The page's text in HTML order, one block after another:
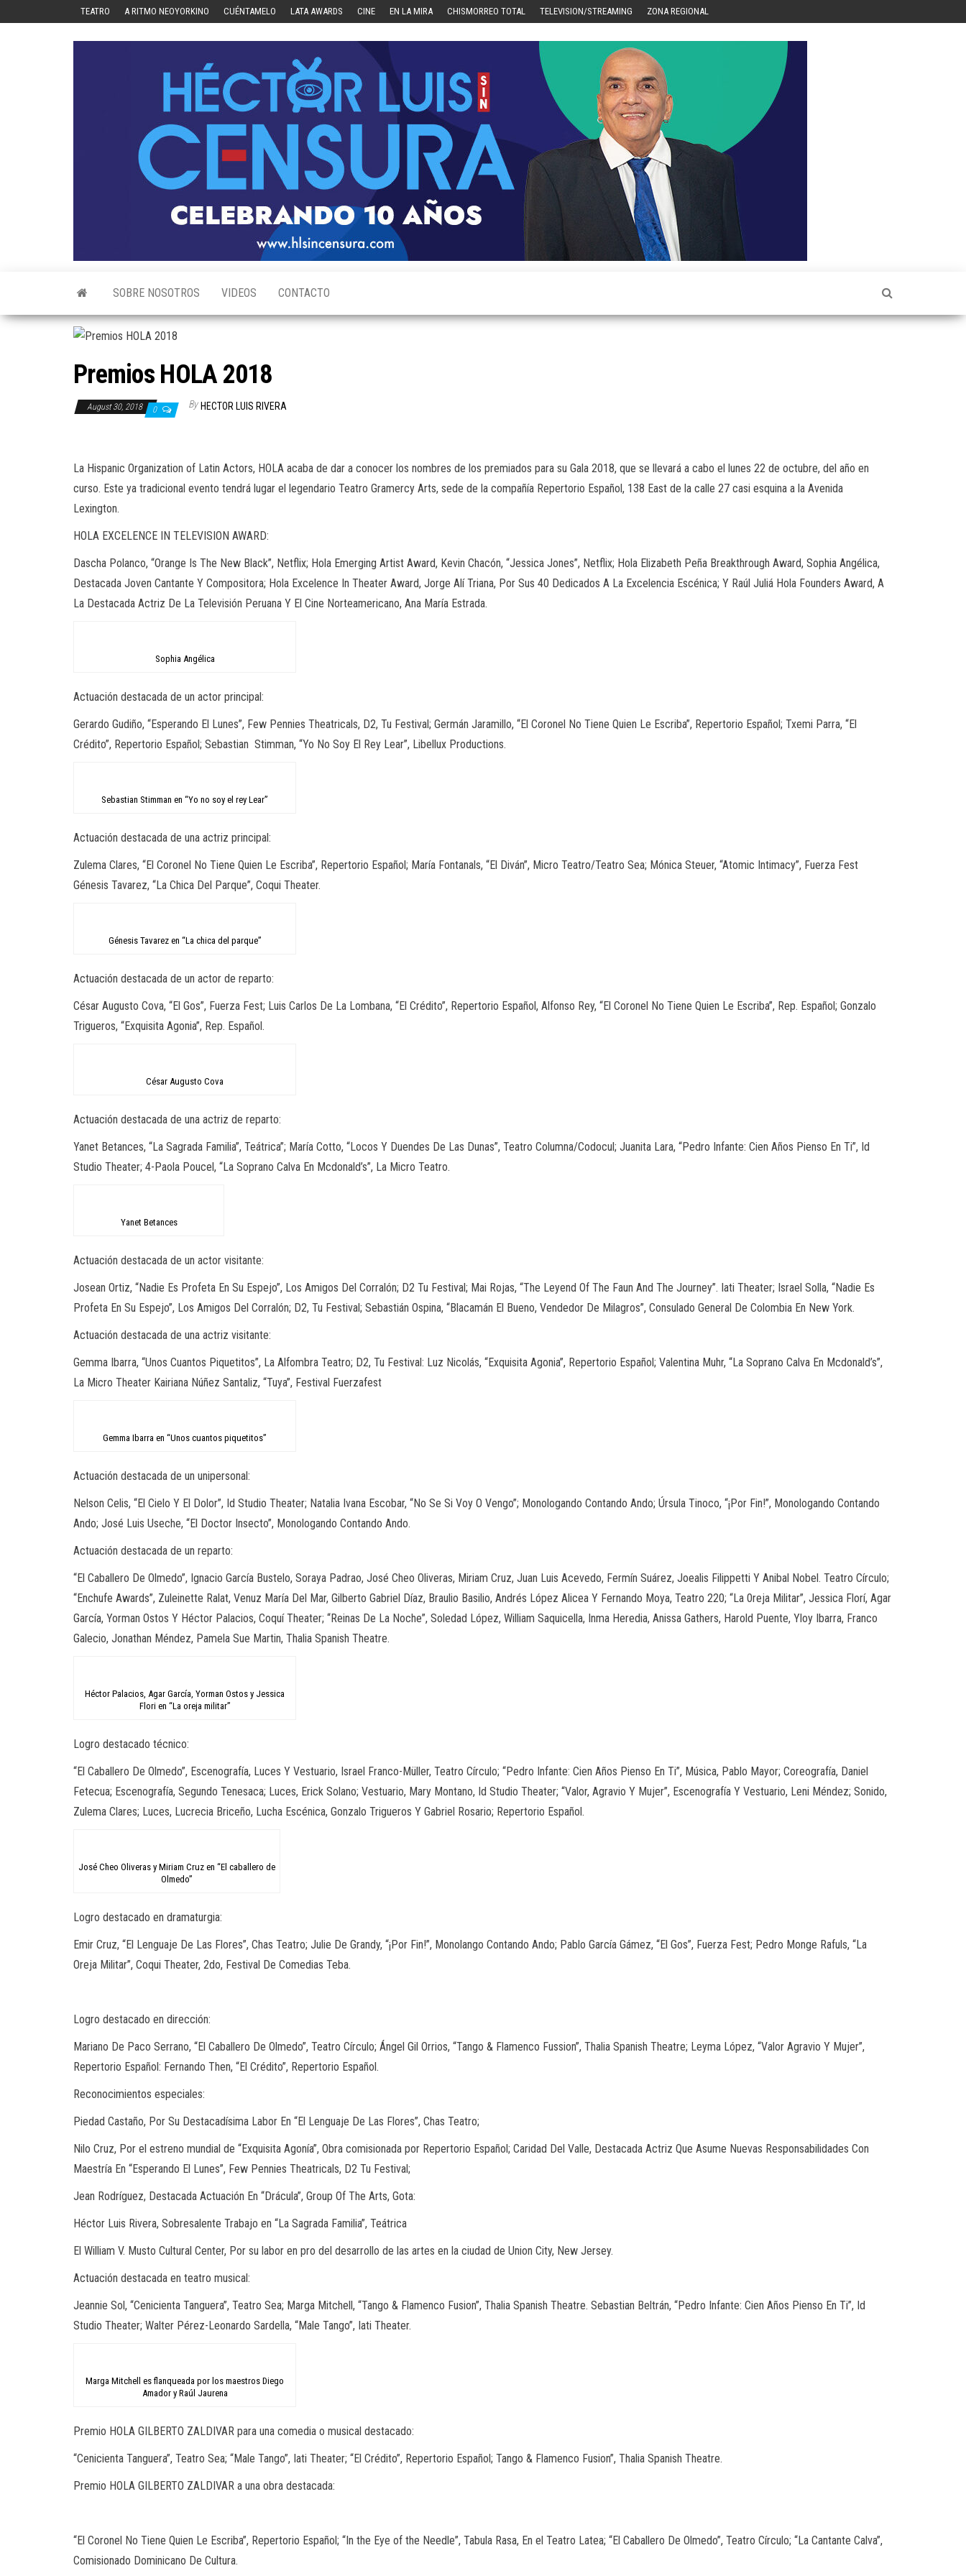
TEATRO A RITMO NEOYORKINO CUÉNTAMELO LATA AWARDS CINE EN LA MIRA CHISMORREO TOTAL TELEVISION/STREAMING ZONA REGIONAL
SOBRE NOSOTROS VIDEOS CONTACTO
Premios HOLA 2018
August 30, 2018 0 By HECTOR LUIS RIVERA
La Hispanic Organization of Latin Actors, HOLA acaba de dar a conocer los nombres de los premiados para su Gala 2018, que se llevará a cabo el lunes 22 de octubre, del año en
curso. Este ya tradicional evento tendrá lugar el legendario Teatro Gramercy Arts, sede de la compañía Repertorio Español, 138 East de la calle 27 casi esquina a la Avenida
Lexington.
HOLA EXCELENCE IN TELEVISION AWARD:
Dascha Polanco, “Orange Is The New Black”, Netflix; Hola Emerging Artist Award, Kevin Chacón, “Jessica Jones”, Netflix; Hola Elizabeth Peña Breakthrough Award, Sophia Angélica,
Destacada Joven Cantante Y Compositora; Hola Excelence In Theater Award, Jorge Alí Triana, Por Sus 40 Dedicados A La Excelencia Escénica; Y Raúl Juliá Hola Founders Award, A
La Destacada Actriz De La Televisión Peruana Y El Cine Norteamericano, Ana María Estrada.
Sophia Angélica
Actuación destacada de un actor principal:
Gerardo Gudiño, “Esperando El Lunes”, Few Pennies Theatricals, D2, Tu Festival; Germán Jaramillo, “El Coronel No Tiene Quien Le Escriba”, Repertorio Español; Txemi Parra, “El
Crédito”, Repertorio Español; Sebastian Stimman, “Yo No Soy El Rey Lear”, Libellux Productions.
Sebastian Stimman en “Yo no soy el rey Lear”
Actuación destacada de una actriz principal:
Zulema Clares, “El Coronel No Tiene Quien Le Escriba”, Repertorio Español; María Fontanals, “El Diván”, Micro Teatro/Teatro Sea; Mónica Steuer, “Atomic Intimacy”, Fuerza Fest
Génesis Tavarez, “La Chica Del Parque”, Coqui Theater.
Génesis Tavarez en “La chica del parque”
Actuación destacada de un actor de reparto:
César Augusto Cova, “El Gos”, Fuerza Fest; Luis Carlos De La Lombana, “El Crédito”, Repertorio Español, Alfonso Rey, “El Coronel No Tiene Quien Le Escriba”, Rep. Español; Gonzalo
Trigueros, “Exquisita Agonia”, Rep. Español.
César Augusto Cova
Actuación destacada de una actriz de reparto:
Yanet Betances, “La Sagrada Familia”, Teátrica”; María Cotto, “Locos Y Duendes De Las Dunas”, Teatro Columna/Codocul; Juanita Lara, “Pedro Infante: Cien Años Pienso En Ti”, Id
Studio Theater; 4-Paola Poucel, “La Soprano Calva En Mcdonald’s”, La Micro Teatro.
Yanet Betances
Actuación destacada de un actor visitante:
Josean Ortiz, “Nadie Es Profeta En Su Espejo”, Los Amigos Del Corralón; D2 Tu Festival; Mai Rojas, “The Leyend Of The Faun And The Journey”. Iati Theater; Israel Solla, “Nadie Es
Profeta En Su Espejo”, Los Amigos Del Corralón; D2, Tu Festival; Sebastián Ospina, “Blacamán El Bueno, Vendedor De Milagros”, Consulado General De Colombia En New York.
Actuación destacada de una actriz visitante:
Gemma Ibarra, “Unos Cuantos Piquetitos”, La Alfombra Teatro; D2, Tu Festival: Luz Nicolás, “Exquisita Agonia”, Repertorio Español; Valentina Muhr, “La Soprano Calva En Mcdonald’s”,
La Micro Theater Kairiana Núñez Santaliz, “Tuya”, Festival Fuerzafest
Gemma Ibarra en “Unos cuantos piquetitos”
Actuación destacada de un unipersonal:
Nelson Celis, “El Cielo Y El Dolor”, Id Studio Theater; Natalia Ivana Escobar, “No Se Si Voy O Vengo”; Monologando Contando Ando; Úrsula Tinoco, “¡Por Fin!”, Monologando Contando
Ando; José Luis Useche, “El Doctor Insecto”, Monologando Contando Ando.
Actuación destacada de un reparto:
“El Caballero De Olmedo”, Ignacio García Bustelo, Soraya Padrao, José Cheo Oliveras, Miriam Cruz, Juan Luis Acevedo, Fermín Suárez, Joealis Filippetti Y Anibal Nobel. Teatro Círculo;
“Enchufe Awards”, Zuleinette Ralat, Venuz María Del Mar, Gilberto Gabriel Díaz, Braulio Basilio, Andrés López Alicea Y Fernando Moya, Teatro 220; “La 0reja Militar”, Jessica Florí, Agar
García, Yorman Ostos Y Héctor Palacios, Coquí Theater; “Reinas De La Noche”, Soledad López, William Saquicella, Inma Heredia, Anissa Gathers, Harold Puente, Yloy Ibarra, Franco
Galecio, Jonathan Méndez, Pamela Sue Martin, Thalia Spanish Theatre.
Héctor Palacios, Agar García, Yorman Ostos y Jessica
Flori en “La oreja militar”
Logro destacado técnico:
“El Caballero De Olmedo”, Escenografía, Luces Y Vestuario, Israel Franco-Müller, Teatro Círculo; “Pedro Infante: Cien Años Pienso En Ti”, Música, Pablo Mayor; Coreografía, Daniel
Fetecua; Escenografía, Segundo Tenesaca; Luces, Erick Solano; Vestuario, Mary Montano, Id Studio Theater; “Valor, Agravio Y Mujer”, Escenografía Y Vestuario, Leni Méndez; Sonido,
Zulema Clares; Luces, Lucrecia Briceño, Lucha Escénica, Gonzalo Trigueros Y Gabriel Rosario; Repertorio Español.
José Cheo Oliveras y Miriam Cruz en “El caballero de
Olmedo”
Logro destacado en dramaturgia:
Emir Cruz, “El Lenguaje De Las Flores”, Chas Teatro; Julie De Grandy, “¡Por Fin!”, Monolango Contando Ando; Pablo García Gámez, “El Gos”, Fuerza Fest; Pedro Monge Rafuls, “La
Oreja Militar”, Coqui Theater, 2do, Festival De Comedias Teba.
Logro destacado en dirección:
Mariano De Paco Serrano, “El Caballero De Olmedo”, Teatro Círculo; Ángel Gil Orrios, “Tango & Flamenco Fussion”, Thalia Spanish Theatre; Leyma López, “Valor Agravio Y Mujer”,
Repertorio Español: Fernando Then, “El Crédito”, Repertorio Español.
Reconocimientos especiales:
Piedad Castaño, Por Su Destacadísima Labor En “El Lenguaje De Las Flores”, Chas Teatro;
Nilo Cruz, Por el estreno mundial de “Exquisita Agonía”, Obra comisionada por Repertorio Español; Caridad Del Valle, Destacada Actriz Que Asume Nuevas Responsabilidades Con
Maestría En “Esperando El Lunes”, Few Pennies Theatricals, D2 Tu Festival;
Jean Rodríguez, Destacada Actuación En “Drácula”, Group Of The Arts, Gota:
Héctor Luis Rivera, Sobresalente Trabajo en “La Sagrada Familia”, Teátrica
El William V. Musto Cultural Center, Por su labor en pro del desarrollo de las artes en la ciudad de Union City, New Jersey.
Actuación destacada en teatro musical:
Jeannie Sol, “Cenicienta Tanguera”, Teatro Sea; Marga Mitchell, “Tango & Flamenco Fusion”, Thalia Spanish Theatre. Sebastian Beltrán, “Pedro Infante: Cien Años Pienso En Ti”, Id
Studio Theater; Walter Pérez-Leonardo Sardella, “Male Tango”, Iati Theater.
Marga Mitchell es flanqueada por los maestros Diego
Amador y Raúl Jaurena
Premio HOLA GILBERTO ZALDIVAR para una comedia o musical destacado:
“Cenicienta Tanguera”, Teatro Sea; “Male Tango”, Iati Theater; “El Crédito”, Repertorio Español; Tango & Flamenco Fusion”, Thalia Spanish Theatre.
Premio HOLA GILBERTO ZALDIVAR a una obra destacada:
“El Coronel No Tiene Quien Le Escriba”, Repertorio Español; “In the Eye of the Needle”, Tabula Rasa, En el Teatro Latea; “El Caballero De Olmedo”, Teatro Círculo; “La Cantante Calva”,
Comisionado Dominicano De Cultura.